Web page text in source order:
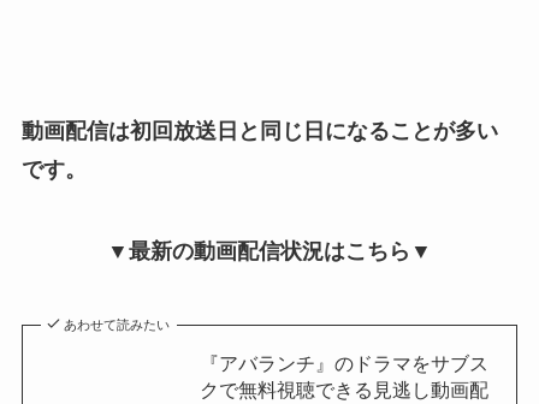
動画配信は初回放送日と同じ日になることが多い
です。
▼最新の動画配信状況はこちら▼
あわせて読みたい
『アバランチ』のドラマをサブス
クで無料視聴できる見逃し動画配